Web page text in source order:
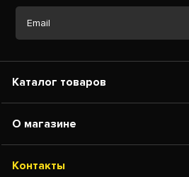
Каталог товаров
О магазине
Контакты